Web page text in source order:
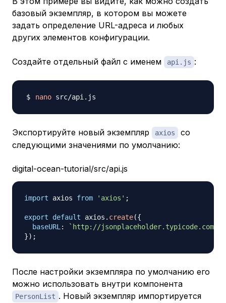
базовый экземпляр, в котором вы можете
задать определение URL-адреса и любых
других элементов конфигурации.
Создайте отдельный файл с именем api.js :
nano
Экспортируйте новый экземпляр axios
со
следующими значениями по умолчанию:
digital-ocean-tutorial/src/api.js
import axios from 'axios' ;
export default axios . create({
baseURL: ` http://jsonplaceholder.typicode.com/
}) ;
После настройки экземпляра по умолчанию его
можно использовать внутри компонента
PersonList . Новый экземпляр импортируется